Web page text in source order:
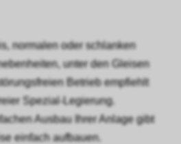
normalen oder schlanken
unter den Gleisen
Betrieb empfiehlt
Spezial-Legierung.
Ausbau Ihrer Anlage gibt
einfach aufbauen.